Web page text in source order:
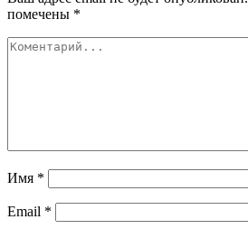
помечены *
Имя *
Email *